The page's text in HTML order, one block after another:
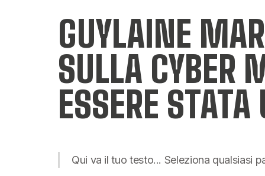
GUYLAINE
SULLA CYBER
ESSERE
Qui va il tuo testo... Seleziona qualsiasi